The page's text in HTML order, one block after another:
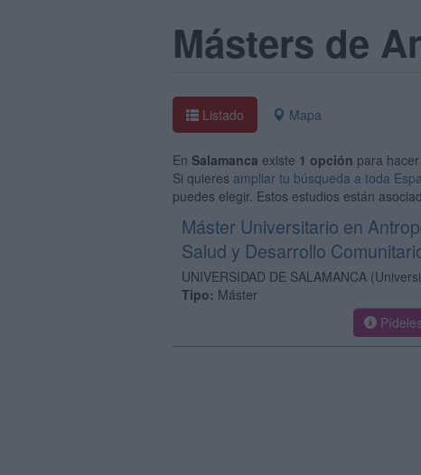
Másters de
Listado Mapa
En Salamanca existe 1 opción para
Si quieres ampliar tu búsqueda a toda
puedes elegir. Estos estudios están
Máster Universitario en
Salud y Desarrollo
UNIVERSIDAD DE SALAMANCA
Tipo: Máster